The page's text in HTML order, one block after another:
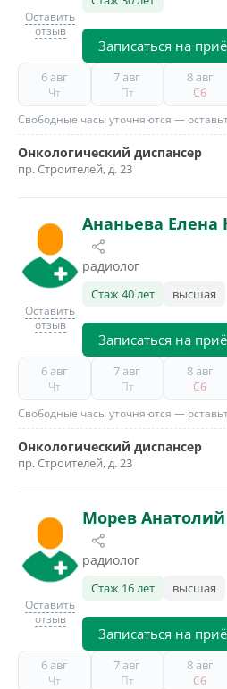
Оставить
отзыв
Записаться на
6 авг
Чт
7 авг
Пт
8 авг
Сб
Свободные часы уточняются —
Онкологический диспансер
пр. Строителей, д. 23
Оставить
отзыв
Ананьева Елена
радиолог
Стаж 40 лет высшая
Записаться на
6 авг
Чт
7 авг
Пт
8 авг
Сб
Свободные часы уточняются —
Онкологический диспансер
пр. Строителей, д. 23
Оставить
отзыв
Морев
радиолог
Стаж 16 лет высшая
Записаться на
6 авг
Чт
7 авг
Пт
8 авг
Сб